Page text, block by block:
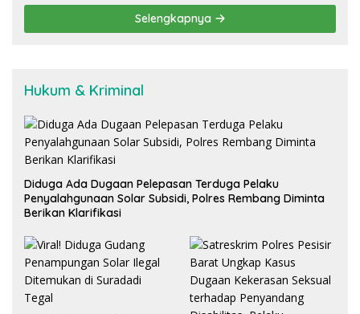
Kedua
Selengkapnya
Hukum & Kriminal
Diduga Ada Dugaan Pelepasan Terduga Pelaku
Penyalahgunaan Solar Subsidi, Polres Rembang Diminta
Berikan Klarifikasi